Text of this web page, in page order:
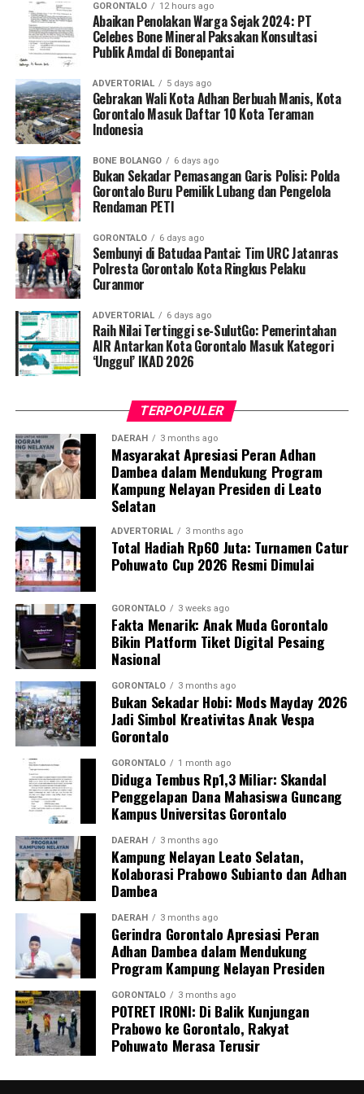
perkembangan substansi perkara maupun hasil audit
investigasi yang tengah berjalan di tingkat yayasan.
korespondensi dan meminta konfirmasi resmi secara
berimbang kepada jajaran Rektorat Universitas
Gorontalo, Dekanat Fakultas Perikanan, Kehutanan, dan
Limo Lopohalaa Gorontalo guna mendapatkan
klarifikasi yang jernih.
padaTunjangan Komunikasi IntensifDPRD
Kabupaten Gorontalo senilai Rp2.520.000.000,
sertaTunjangan Resessebesar Rp945.000.000. Bila
dijumlahkan, potensi pembengkakan anggaran
mencapai miliaran rupiah—angka yang tidak bisa
diabaikan begitu saja.
keberanian mengabaikan aturan.
PadahalPP Nomor 18 Tahun 2017
Nomor 62 Tahun 2017
pemberian hak keuangan pimpinan dan anggota DPRD
harus disesuaikan dengan klasifikasi kemampuan
keuangan daerah dan berlandaskan asas efisiensi,
efektivitas, kepatutan, serta rasionalitas. Alasan
Pemerintah Kabupaten Gorontalo bahwa “anggaran
sudah sesuai” karena kemampuan keuangan daerah
dikategorikan sedang, justru memperkuat dugaan bahwa
regulasi hanya dijadikan tameng, bukan pedoman.
Lebih memprihatinkan lagi, BPK menemukan
bahwaTim Evaluasi Rancangan Perda dan
Rancangan Perbup APBD Provinsi Gorontalotidak
mengetahui bahwa matriks tindak lanjut APBD dan
APBD-P Kabupaten Gorontalo belum sesuai
Permendagri Nomor 9 Tahun 2021
evaluasi tersebut bahkan diakui hanya dijalankan secara
formalitas demi memperoleh nomor register Perda,
tanpa pemeriksaan substansi yang sebenarnya.
Jika evaluasi hanya menjadi formalitas, reviu ditunda
karena alasan waktu, dan anggaran tetap dijalankan
meski menyimpang dari evaluasi, publik pantas
menduga adanya pembiaran terstruktur dalam tata
kelola keuangan daerah, terutama pada pos belanja
DPRD Kabupaten Gorontalo.
Menanggapi temuan tersebut,
Bobihu menyatakan siap melaporkan dugaan
penyimpangan pengelolaan anggaran DPRD Kabupaten
Gorontalo ke
Kejaksaan Agunguntuk diuji secara
hukum. Tindakan ini bukan dilandasi opini pribadi,
melainkan berdasar pada dokumen resmi negara—
Laporan Hasil Pemeriksaan BPK—yang memiliki
kekuatan hukum dan pembuktian.
“Penegakan hukum diperlukan agar APBD tidak terus
diperlakukan sebagai ruang kompromi kepentingan
elit,” tegas Agung. Menurutnya, DPRD seharusnya
menjadi contoh kepatuhan terhadap anggaran publik,
bukan justru pos paling longgar dan minim kontrol.
Jika temuan BPK dibiarkan tanpa tindak lanjut hukum,
pesan yang sampai ke publik sangat berbahaya: bahwa
GORONTALO 12 hours ago
Abaikan Penolakan Warga Sejak 2024: PT
Celebes Bone Mineral Paksakan Konsultasi
Publik Amdal di Bonepantai
ADVERTORIAL 5 days ago
Gebrakan Wali Kota Adhan Berbuah Manis, Kota
Gorontalo Masuk Daftar 10 Kota Teraman
Indonesia
BONE BOLANGO 6 days ago
Bukan Sekadar Pemasangan Garis Polisi: Polda
Gorontalo Buru Pemilik Lubang dan Pengelola
Rendaman PETI
GORONTALO 6 days ago
Sembunyi di Batudaa Pantai: Tim URC Jatanras
Polresta Gorontalo Kota Ringkus Pelaku
Curanmor
ADVERTORIAL 6 days ago
Raih Nilai Tertinggi se-SulutGo: Pemerintahan
AIR Antarkan Kota Gorontalo Masuk Kategori
‘Unggul’ IKAD 2026
TERPOPULER
DAERAH 3 months ago
Masyarakat Apresiasi Peran Adhan
Dambea dalam Mendukung Program
Kampung Nelayan Presiden di Leato
Selatan
ADVERTORIAL 3 months ago
Total Hadiah Rp60 Juta: Turnamen Catur
Pohuwato Cup 2026 Resmi Dimulai
GORONTALO 3 weeks ago
Fakta Menarik: Anak Muda Gorontalo
Bikin Platform Tiket Digital Pesaing
Nasional
GORONTALO 3 months ago
Bukan Sekadar Hobi: Mods Mayday 2026
Jadi Simbol Kreativitas Anak Vespa
Gorontalo
GORONTALO 1 month ago
Diduga Tembus Rp1,3 Miliar: Skandal
Penggelapan Dana Mahasiswa Guncang
Kampus Universitas Gorontalo
DAERAH 3 months ago
Kampung Nelayan Leato Selatan,
Kolaborasi Prabowo Subianto dan Adhan
Dambea
DAERAH 3 months ago
Gerindra Gorontalo Apresiasi Peran
Adhan Dambea dalam Mendukung
Program Kampung Nelayan Presiden
GORONTALO 3 months ago
POTRET IRONI: Di Balik Kunjungan
Prabowo ke Gorontalo, Rakyat
Pohuwato Merasa Terusir